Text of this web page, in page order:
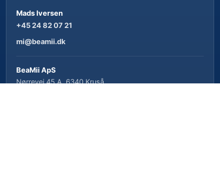
Mads Iversen
+45 24 82 07 21
mi@beamii.dk
BeaMii ApS
Nørrevej 45 A, 6340 Kruså